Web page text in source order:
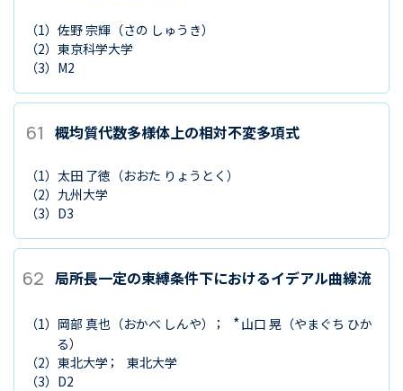
（1） 佐野 宗輝 （さの しゅうき）
（2） 東京科学大学
（3） M2
61 概均質代数多様体上の相対不変多項式
（1） 太田 了徳 （おおた りょうとく）
（2） 九州大学
（3） D3
62 局所長一定の束縛条件下におけるイデアル曲線流
（1） 岡部 真也 （おかべ しんや） *山口 晃 （やまぐち ひか
る）
（2） 東北大学
東北大学
（3） D2